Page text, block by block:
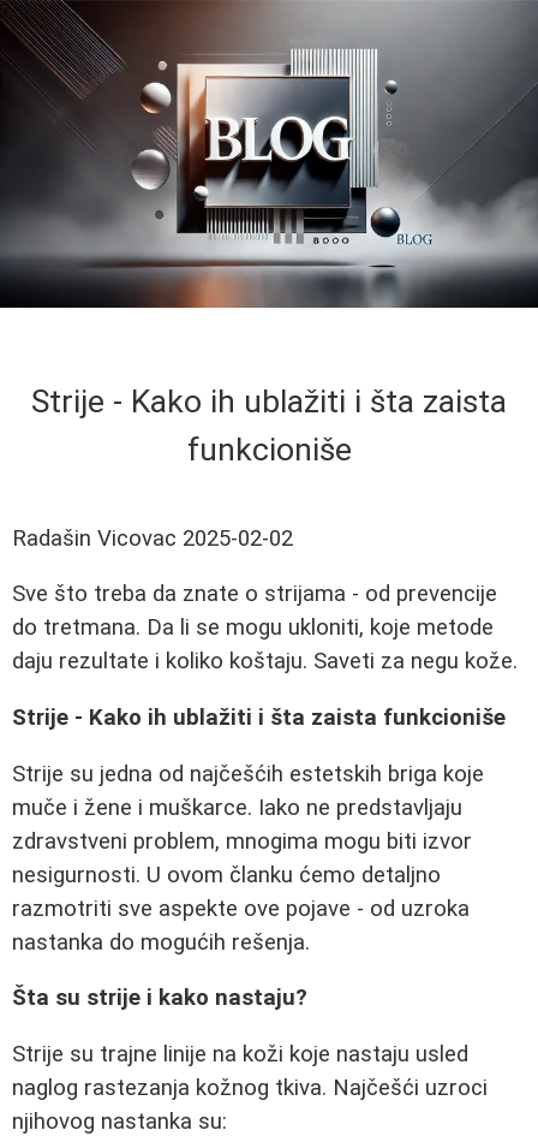
Strije - Kako ih ublažiti i šta zaista
funkcioniše
Radašin Vicovac 2025-02-02
Sve što treba da znate o strijama - od prevencije
do tretmana. Da li se mogu ukloniti, koje metode
daju rezultate i koliko koštaju. Saveti za negu kože.
Strije - Kako ih ublažiti i šta zaista funkcioniše
Strije su jedna od najčešćih estetskih briga koje
muče i žene i muškarce. Iako ne predstavljaju
zdravstveni problem, mnogima mogu biti izvor
nesigurnosti. U ovom članku ćemo detaljno
razmotriti sve aspekte ove pojave - od uzroka
nastanka do mogućih rešenja.
Šta su strije i kako nastaju?
Strije su trajne linije na koži koje nastaju usled
naglog rastezanja kožnog tkiva. Najčešći uzroci
njihovog nastanka su: